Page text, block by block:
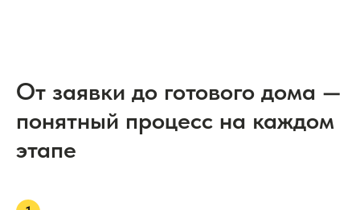
От заявки до готового дома —
понятный процесс на каждом
этапе